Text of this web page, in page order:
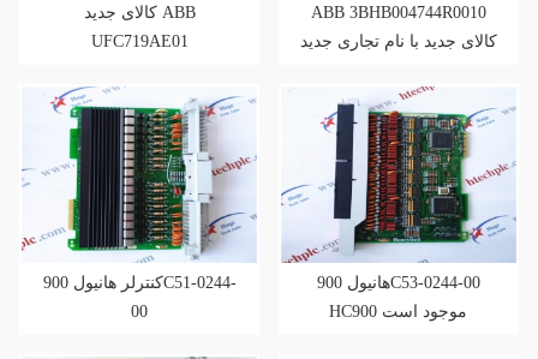
کالای جدید ABB
UFC719AE01
ABB 3BHB004744R0010
کالای جدید با نام تجاری جدید
کنترلر هانیول 900C51-0244-
00
هانیول 900C53-0244-00
HC900 موجود است